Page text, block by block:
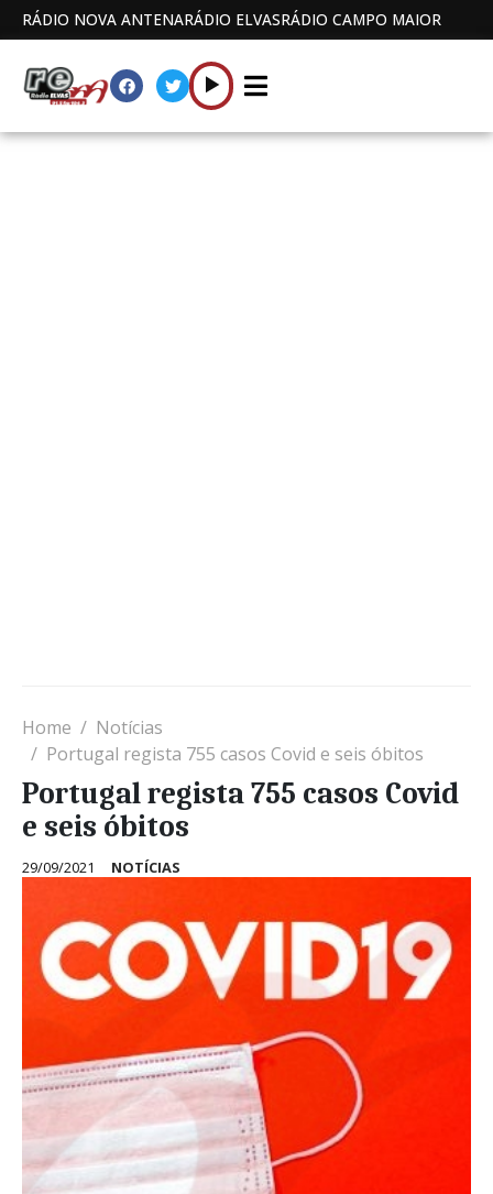
RÁDIO NOVA ANTENARÁDIO ELVASRÁDIO CAMPO MAIOR
Home
Notícias
Portugal regista 755 casos Covid e seis óbitos
Portugal regista 755 casos Covid
e seis óbitos
29/09/2021 NOTÍCIAS